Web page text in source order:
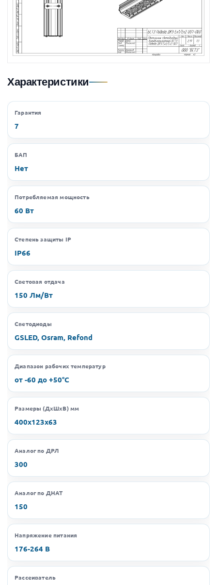
Характеристики
Гарантия
7
БАП
Нет
Потребляемая мощность
60 Вт
Степень защиты IP
IP66
Световая отдача
150 Лм/Вт
Светодиоды
GSLED, Osram, Refond
Диапазон рабочих температур
от -60 до +50°C
Размеры (ДхШхВ) мм
400х123х63
Аналог по ДРЛ
300
Аналог по ДНАТ
150
Напряжение питания
176-264 В
Рассеиватель